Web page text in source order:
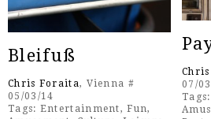
07/
Tags:
Bleifuß
Chris Foraita, Vienna #
05/03/14
Tags: Entertainment,Fun,